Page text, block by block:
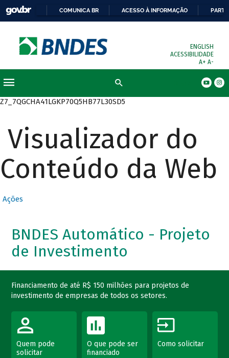
COMUNICA BR ACESSO À INFORMAÇÃO
ENGLISH
ACESSIBILIDADE
A+ A-
Z7_7QGCHA41LGKP70Q5HB77L30SD5
Visualizador do
Conteúdo da Web
Ações
BNDES Automático - Projeto
de Investimento
Financiamento de até R$ 150 milhões para projetos de
investimento de empresas de todos os setores.
Quem pode
solicitar
O que pode ser
financiado
Como solicitar